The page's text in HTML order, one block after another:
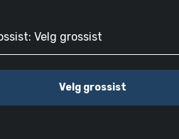
Velg grossist
Velg grossist